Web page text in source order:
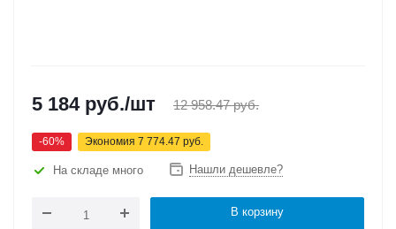
5 184руб./шт 12 958.47руб.
-60% Экономия 7 774.47 руб.
На складе много Нашли дешевле?
В корзину